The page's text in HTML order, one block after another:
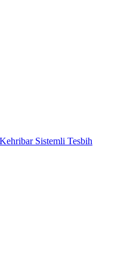
Sistemli Tesbih